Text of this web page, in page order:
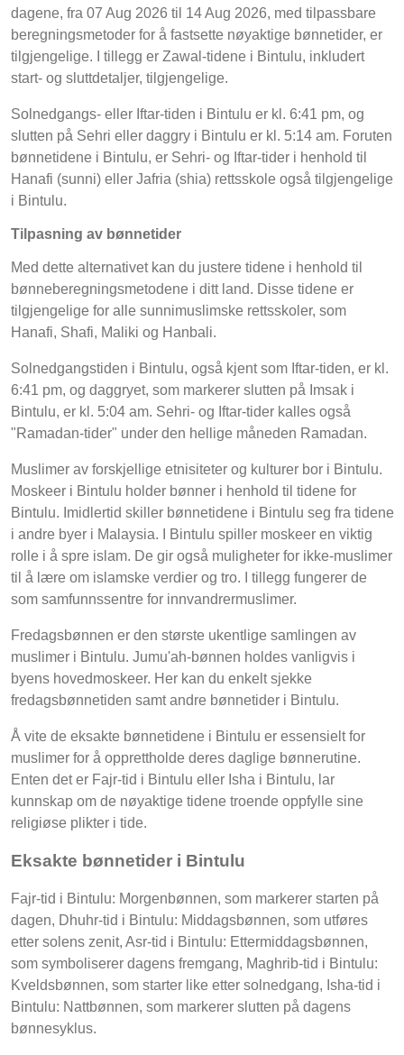
dagene, fra 07 Aug 2026 til 14 Aug 2026, med tilpassbare
beregningsmetoder for å fastsette nøyaktige bønnetider, er
tilgjengelige. I tillegg er Zawal-tidene i Bintulu, inkludert
start- og sluttdetaljer, tilgjengelige.
Solnedgangs- eller Iftar-tiden i Bintulu er kl. 6:41 pm, og
slutten på Sehri eller daggry i Bintulu er kl. 5:14 am. Foruten
bønnetidene i Bintulu, er Sehri- og Iftar-tider i henhold til
Hanafi (sunni) eller Jafria (shia) rettsskole også tilgjengelige
i Bintulu.
Tilpasning av bønnetider
Med dette alternativet kan du justere tidene i henhold til
bønneberegningsmetodene i ditt land. Disse tidene er
tilgjengelige for alle sunnimuslimske rettsskoler, som
Hanafi, Shafi, Maliki og Hanbali.
Solnedgangstiden i Bintulu, også kjent som Iftar-tiden, er kl.
6:41 pm, og daggryet, som markerer slutten på Imsak i
Bintulu, er kl. 5:04 am. Sehri- og Iftar-tider kalles også
"Ramadan-tider" under den hellige måneden Ramadan.
Muslimer av forskjellige etnisiteter og kulturer bor i Bintulu.
Moskeer i Bintulu holder bønner i henhold til tidene for
Bintulu. Imidlertid skiller bønnetidene i Bintulu seg fra tidene
i andre byer i Malaysia. I Bintulu spiller moskeer en viktig
rolle i å spre islam. De gir også muligheter for ikke-muslimer
til å lære om islamske verdier og tro. I tillegg fungerer de
som samfunnssentre for innvandrermuslimer.
Fredagsbønnen er den største ukentlige samlingen av
muslimer i Bintulu. Jumu'ah-bønnen holdes vanligvis i
byens hovedmoskeer. Her kan du enkelt sjekke
fredagsbønnetiden samt andre bønnetider i Bintulu.
Å vite de eksakte bønnetidene i Bintulu er essensielt for
muslimer for å opprettholde deres daglige bønnerutine.
Enten det er Fajr-tid i Bintulu eller Isha i Bintulu, lar
kunnskap om de nøyaktige tidene troende oppfylle sine
religiøse plikter i tide.
Eksakte bønnetider i Bintulu
Fajr-tid i Bintulu: Morgenbønnen, som markerer starten på
dagen, Dhuhr-tid i Bintulu: Middagsbønnen, som utføres
etter solens zenit, Asr-tid i Bintulu: Ettermiddagsbønnen,
som symboliserer dagens fremgang, Maghrib-tid i Bintulu:
Kveldsbønnen, som starter like etter solnedgang, Isha-tid i
Bintulu: Nattbønnen, som markerer slutten på dagens
bønnesyklus.